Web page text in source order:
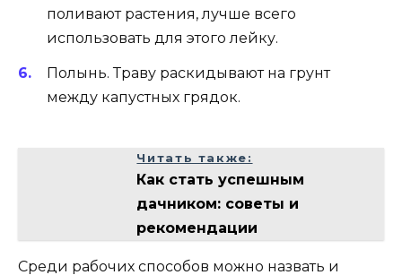
поливают растения, лучше всего
использовать для этого лейку.
Полынь. Траву раскидывают на грунт
между капустных грядок.
Читать также:
Как стать успешным
дачником: советы и
рекомендации
Среди рабочих способов можно назвать и